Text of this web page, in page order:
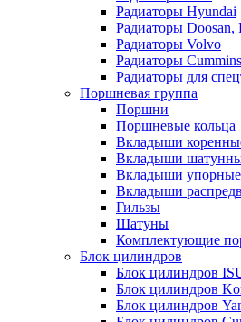
Радиаторы Hyundai
Радиаторы Doosan,
Радиаторы Volvo
Радиаторы Cummins
Радиаторы для
Поршневая группа
Поршни
Поршневые кольца
Вкладыши
Вкладыши
Вкладыши упорные
Вкладыши
Гильзы
Шатуны
Комплектующие
Блок цилиндров
Блок цилиндров
Блок цилиндров
Блок цилиндров